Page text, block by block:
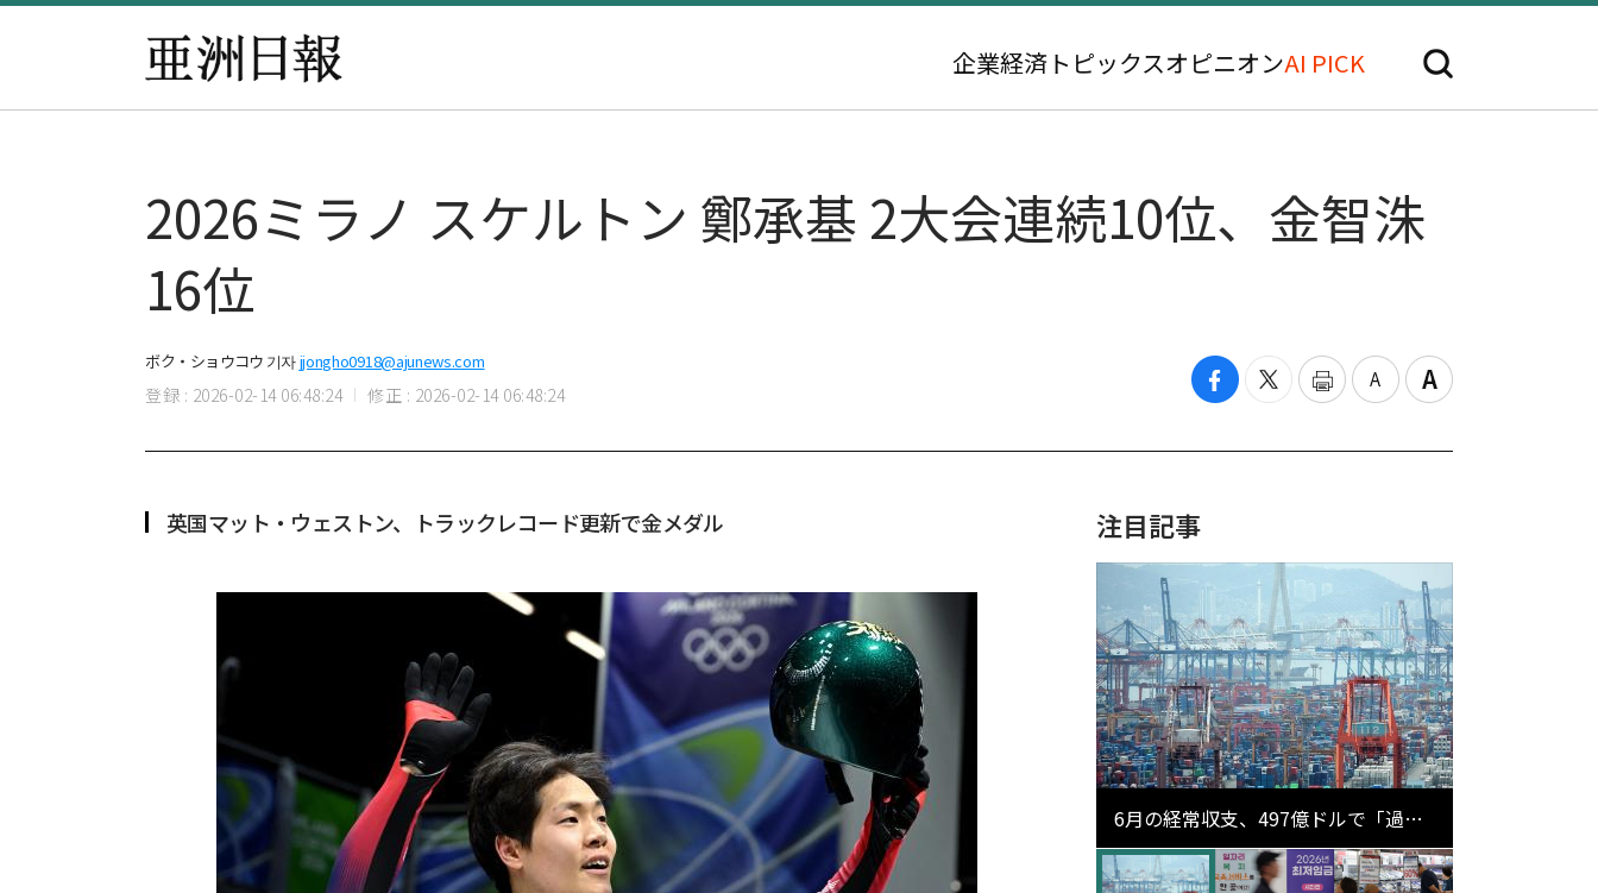
企業経済 トピックスオピニオンAI PICK
2026ミラノ スケルトン 鄭承基 2大会連続10位、金智洙
16位
ボク・ショウコウ 기자jjongho0918@ajunews.com
登録 : 2026-02-14 06:48:24 修正 : 2026-02-14 06:48:24
英国マット・ウェストン、トラックレコード更新で金メダル 注目記事
6月の経常収支、497億ドルで「過去
最大」…輸出が初の1000億ドル突破